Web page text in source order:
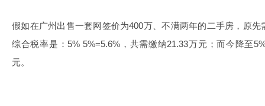
假如在广州出售一套网签价为400万、不满两年的二手房，原
综合税率是：5% 5%=5.6%，共需缴纳21.33万元；而今降至
元。